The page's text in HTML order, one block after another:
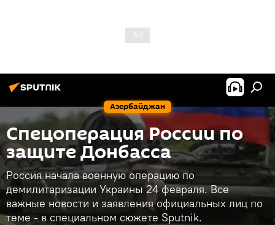
Азербайджан
Спецоперация России по
защите Донбасса
Россия начала военную операцию по
демилитаризации Украины 24 февраля. Все
важные новости и заявления официальных лиц по
теме - в специальном сюжете Sputnik.